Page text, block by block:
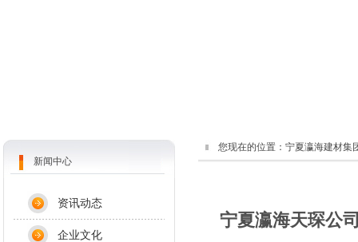
您现在的位置： 宁夏瀛海建材集
宁夏瀛海天琛公
新闻中心
资讯动态
企业文化